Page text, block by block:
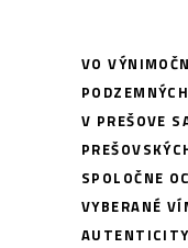
VO
V PREŠOVE
SPOLOČNE
VYBERANÉ